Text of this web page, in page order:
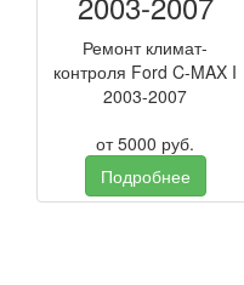
Ремонт климат-
контроля Ford C-MAX I
2003-2007
от5000 руб.
Подробнее